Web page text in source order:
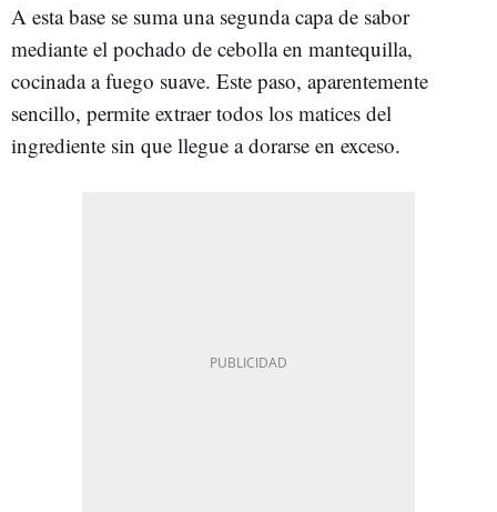
A esta base se suma una segunda capa de sabor
mediante el pochado de cebolla en mantequilla,
cocinada a fuego suave. Este paso, aparentemente
sencillo, permite extraer todos los matices del
ingrediente sin que llegue a dorarse en exceso.